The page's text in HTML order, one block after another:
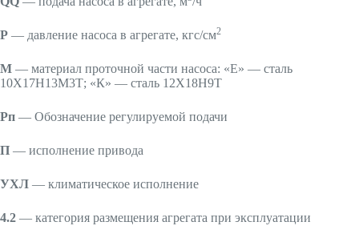
P — давление насоса в агрегате, кгс/см2
М — материал проточной части насоса: «Е» — сталь
10Х17Н13М3Т; «К» — сталь 12Х18Н9Т
Рп — Обозначение регулируемой подачи
П — исполнение привода
УХЛ — климатическое исполнение
4.2 — категория размещения агрегата при эксплуатации